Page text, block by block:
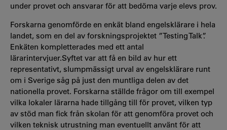
under provet och ansvarar för att bedöma varje elevs prov.
Forskarna genomförde en enkät bland engelsklärare i hela
landet, som en del av forskningsprojektet ”Testing Talk”.
Enkäten kompletterades med ett antal
lärarintervjuer.Syftet var att få en bild av hur ett
representativt, slumpmässigt urval av engelsklärare runt
om i Sverige såg på just den muntliga delen av det
nationella provet. Forskarna ställde frågor om till exempel
vilka lokaler lärarna hade tillgång till för provet, vilken typ
av stöd man fick från skolan för att genomföra provet och
vilken teknisk utrustning man eventuellt använt för att